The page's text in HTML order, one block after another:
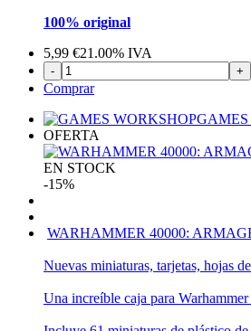
100% original
5,99 €21.00% IVA
- +
Comprar
GAMES
OFERTA
EN STOCK
-15%
WARHAMMER 40000:
Nuevas miniaturas, tarjetas, hojas
Una increíble caja para